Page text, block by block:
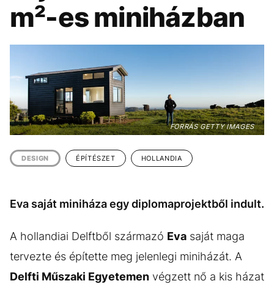
KÖZÉLET UTAZÁS
ÉLETMÓD DESIGN
VIDEÓ TÖRTÉNETEK
GASZTRO
m²-es miniházban
FORRÁS GETTY IMAGES
DESIGN ÉPÍTÉSZET HOLLANDIA
Eva saját miniháza egy diplomaprojektből indult.
A hollandiai Delftből származó Eva saját maga
tervezte és építette meg jelenlegi miniházát. A
Delfti Műszaki Egyetemen végzett nő a kis házat